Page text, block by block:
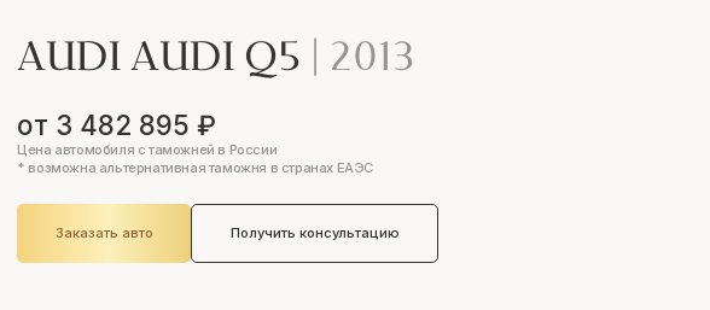
AUDI AUDI Q5 | 2013
от 3 482 895 ₽
Цена автомобиля с таможней в России
* возможна альтернативная таможня в странах ЕАЭС
Заказать авто Получить консультацию